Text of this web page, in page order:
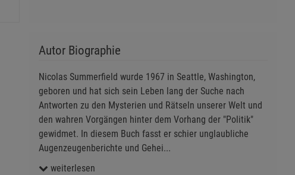
Autor Biographie
Nicolas Summerfield wurde 1967 in Seattle, Washington,
geboren und hat sich sein Leben lang der Suche nach
Antworten zu den Mysterien und Rätseln unserer Welt und
den wahren Vorgängen hinter dem Vorhang der "Politik"
gewidmet. In diesem Buch fasst er schier unglaubliche
Augenzeugenberichte und Gehei...
weiterlesen